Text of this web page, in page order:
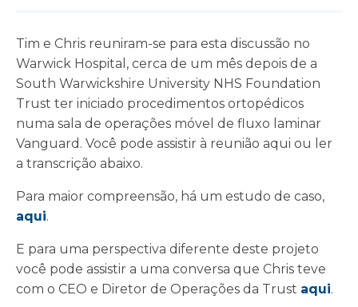
Tim e Chris reuniram-se para esta discussão no
Warwick Hospital, cerca de um mês depois de a
South Warwickshire University NHS Foundation
Trust ter iniciado procedimentos ortopédicos
numa sala de operações móvel de fluxo laminar
Vanguard. Você pode assistir à reunião aqui ou ler
a transcrição abaixo.
Para maior compreensão, há um estudo de caso,
aqui.
E para uma perspectiva diferente deste projeto
você pode assistir a uma conversa que Chris teve
com o CEO e Diretor de Operações da Trust aqui.